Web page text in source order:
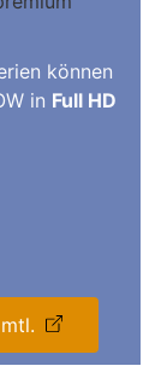
können
in Full HD